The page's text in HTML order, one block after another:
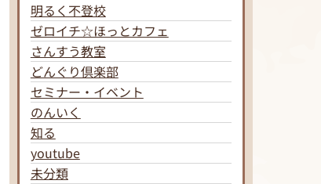
明るく不登校
ゼロイチ☆ほっとカフェ
さんすう教室
どんぐり倶楽部
セミナー・イベント
のんいく
知る
youtube
未分類